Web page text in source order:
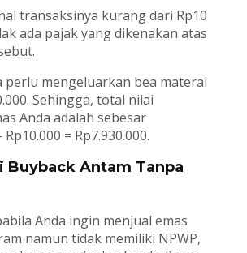
transaksinya kurang dari Rp10
ada pajak yang dikenakan atas
perlu mengeluarkan bea materai
Sehingga, total nilai
Anda adalah sebesar
Rp10.000 = Rp7.930.000.
Buyback Antam Tanpa
Anda ingin menjual emas
namun tidak memiliki NPWP,